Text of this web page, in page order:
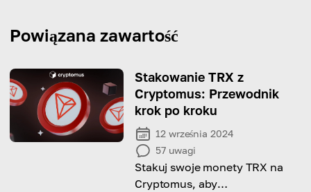
Powiązana zawartość
Stakowanie TRX z
Cryptomus: Przewodnik
krok po kroku
12 września 2024
57 uwagi
Stakuj swoje monety TRX na
Cryptomus, aby